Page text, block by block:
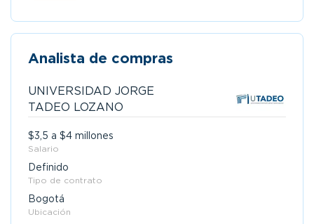
Analista de compras
UNIVERSIDAD JORGE
TADEO LOZANO
$3,5 a $4 millones
Salario
Definido
Tipo de contrato
Bogotá
Ubicación